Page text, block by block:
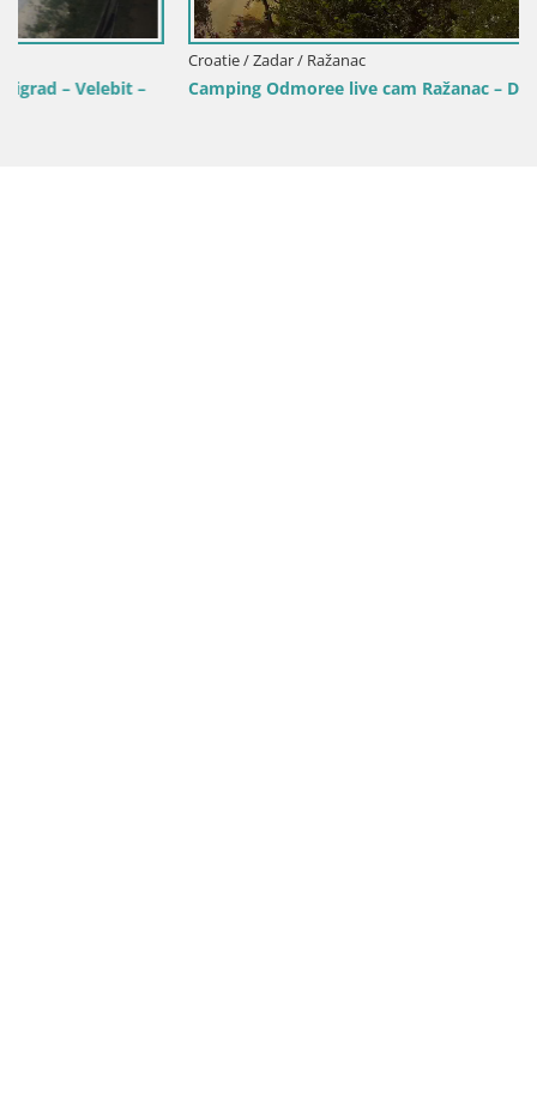
Croatie / Zadar / Ražanac
Camping Odmoree live cam Ražanac – Dalmatie